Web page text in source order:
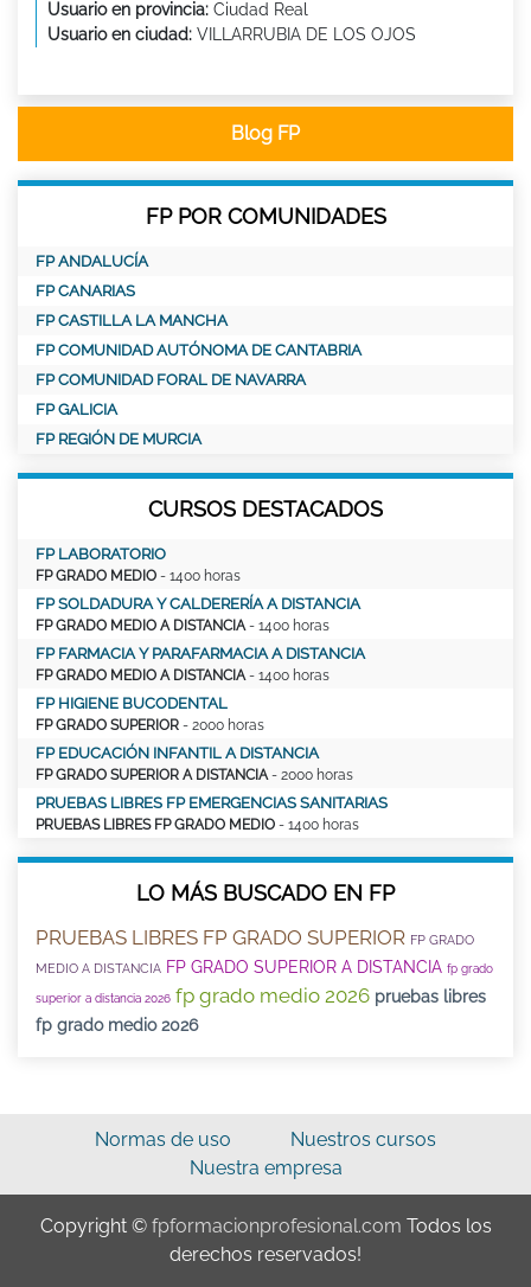
Usuario en provincia: Ciudad Real
Usuario en ciudad: VILLARRUBIA DE LOS OJOS
Blog FP
FP POR COMUNIDADES
FP ANDALUCÍA
FP CANARIAS
FP CASTILLA LA MANCHA
FP COMUNIDAD AUTÓNOMA DE CANTABRIA
FP COMUNIDAD FORAL DE NAVARRA
FP GALICIA
FP REGIÓN DE MURCIA
CURSOS DESTACADOS
FP LABORATORIO
FP GRADO MEDIO - 1400 horas
FP SOLDADURA Y CALDERERÍA A DISTANCIA
FP GRADO MEDIO A DISTANCIA - 1400 horas
FP FARMACIA Y PARAFARMACIA A DISTANCIA
FP GRADO MEDIO A DISTANCIA - 1400 horas
FP HIGIENE BUCODENTAL
FP GRADO SUPERIOR - 2000 horas
FP EDUCACIÓN INFANTIL A DISTANCIA
FP GRADO SUPERIOR A DISTANCIA - 2000 horas
PRUEBAS LIBRES FP EMERGENCIAS SANITARIAS
PRUEBAS LIBRES FP GRADO MEDIO - 1400 horas
LO MÁS BUSCADO EN FP
PRUEBAS LIBRES FP GRADO SUPERIOR FP GRADO
MEDIO A DISTANCIA FP GRADO SUPERIOR A DISTANCIA fp grado
superior a distancia 2026 fp grado medio 2026 pruebas libres
fp grado medio 2026
Normas de uso
Nuestros cursos
Nuestra empresa
Copyright © fpformacionprofesional.com Todos los
derechos reservados!